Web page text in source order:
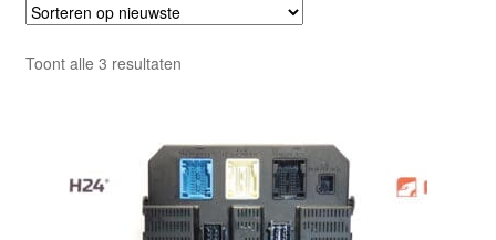
Toont alle 3 resultatenGesorteerd